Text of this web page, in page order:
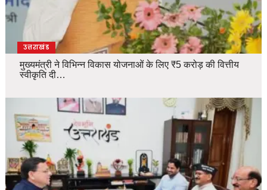
उत्तराखंड
मुख्यमंत्री ने विभिन्न विकास योजनाओं के लिए ₹5 करोड़ की वित्तीय
स्वीकृति दी…